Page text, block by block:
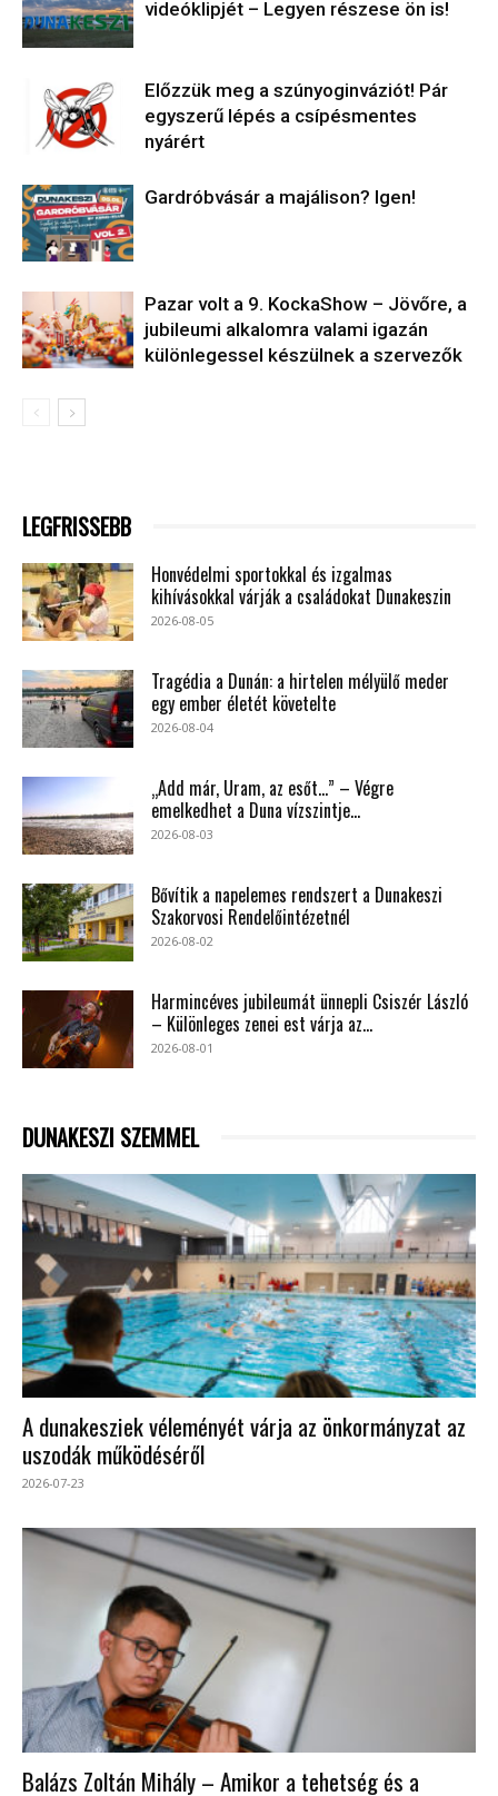
videóklipjét – Legyen részese ön is!
Előzzük meg a szúnyoginváziót! Pár
egyszerű lépés a csípésmentes
nyárért
Gardróbvásár a majálison? Igen!
Pazar volt a 9. KockaShow – Jövőre, a
jubileumi alkalomra valami igazán
különlegessel készülnek a szervezők
LEGFRISSEBB
Honvédelmi sportokkal és izgalmas
kihívásokkal várják a családokat Dunakeszin
2026-08-05
Tragédia a Dunán: a hirtelen mélyülő meder
egy ember életét követelte
2026-08-04
„Add már, Uram, az esőt…” – Végre
emelkedhet a Duna vízszintje...
2026-08-03
Bővítik a napelemes rendszert a Dunakeszi
Szakorvosi Rendelőintézetnél
2026-08-02
Harmincéves jubileumát ünnepli Csiszér László
– Különleges zenei est várja az...
2026-08-01
DUNAKESZI SZEMMEL
A dunakesziek véleményét várja az önkormányzat az
uszodák működéséről
2026-07-23
Balázs Zoltán Mihály – Amikor a tehetség és a